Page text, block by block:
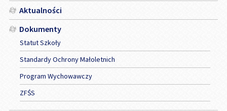
Aktualności
Dokumenty
Statut Szkoły
Standardy Ochrony Małoletnich
Program Wychowawczy
ZFŚS